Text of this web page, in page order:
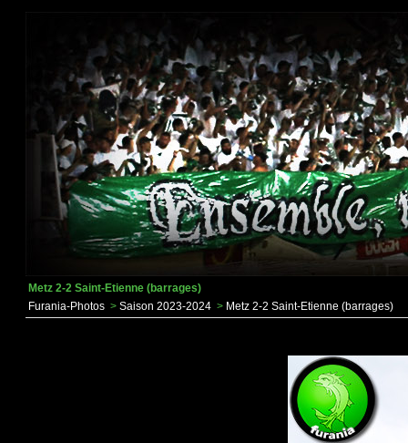
Metz 2-2 Saint-Etienne (barrages)
Furania-Photos > Saison 2023-2024 > Metz 2-2 Saint-Etienne (barrages)